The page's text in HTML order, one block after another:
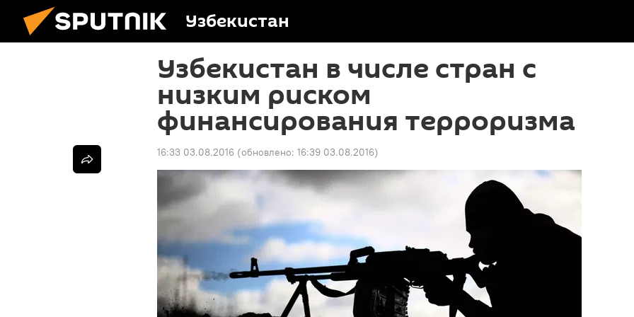
Узбекистан
Узбекистан в числе стран с
низким риском
финансирования терроризма
16:33 03.08.2016 (обновлено: 16:39 03.08.2016)